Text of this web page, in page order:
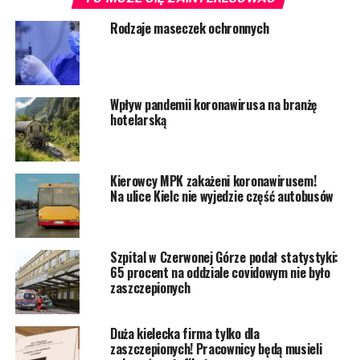
Rodzaje maseczek ochronnych
Wpływ pandemii koronawirusa na branżę
hotelarską
Kierowcy MPK zakażeni koronawirusem!
Na ulice Kielc nie wyjedzie część autobusów
Szpital w Czerwonej Górze podał statystyki:
65 procent na oddziale covidowym nie było
zaszczepionych
Duża kielecka firma tylko dla
zaszczepionych! Pracownicy będą musieli